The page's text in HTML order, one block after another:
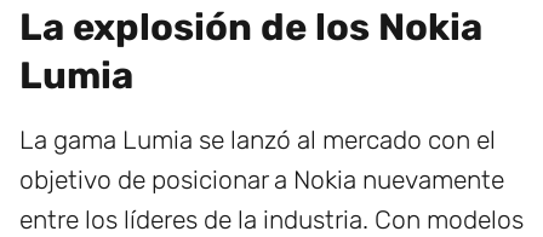
La explosión de los Nokia
Lumia
La gama Lumia se lanzó al mercado con el
objetivo de posicionar a Nokia nuevamente
entre los líderes de la industria. Con modelos